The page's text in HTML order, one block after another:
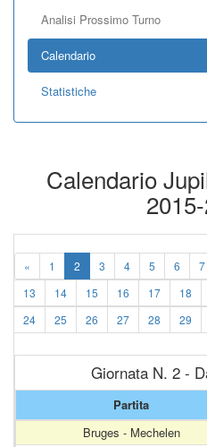
Analisi Prossimo Turno
Calendario
Statistiche
Calendario
« 1 2 3 4 5 6 7
13
14 15 16 17 18
24
25 26 27 28 29
Giornata N. 2 -
Partita
Bruges - Mechelen